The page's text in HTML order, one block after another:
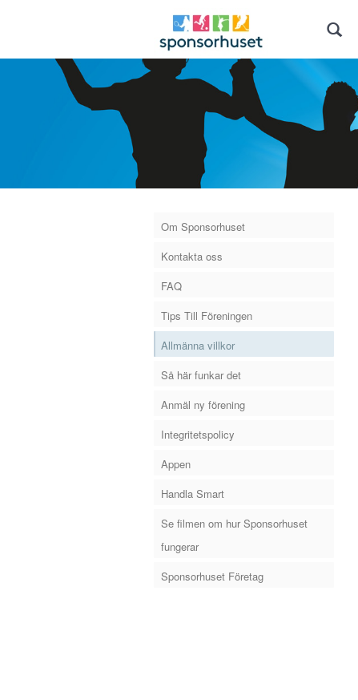
Om Sponsorhuset
Kontakta oss
FAQ
Tips Till Föreningen
Allmänna villkor
Så här funkar det
Anmäl ny förening
Integritetspolicy
Appen
Handla Smart
Se filmen om hur Sponsorhuset
fungerar
Sponsorhuset Företag